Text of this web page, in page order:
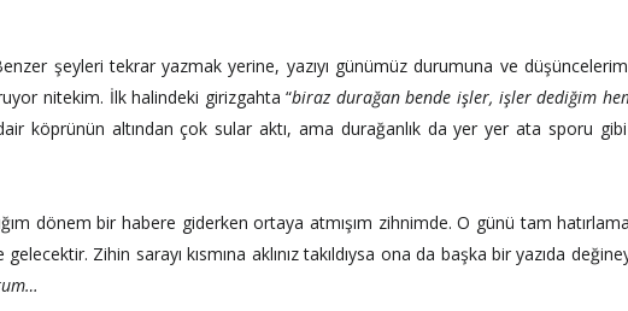
şeyleri tekrar yazmak yerine, yazıyı günümüz durumuna ve
nitekim. İlk halindeki girizgahta “biraz durağan bende işler, işler dediğim
köprünün altından çok sular aktı, ama durağanlık da yer yer ata sporu
dönem bir habere giderken ortaya atmışım zihnimde. O günü tam
Zihin sarayı kısmına aklınız takıldıysa ona da başka bir yazıda